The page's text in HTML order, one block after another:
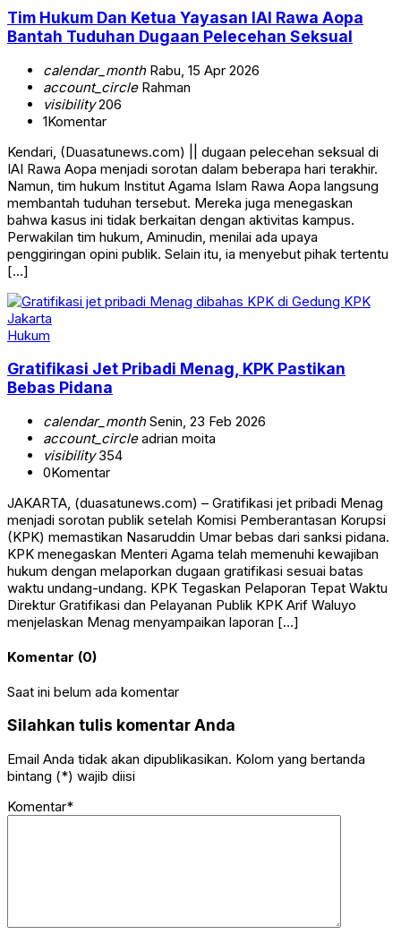
‎Tim Hukum Dan Ketua Yayasan IAI Rawa Aopa
Bantah Tuduhan Dugaan Pelecehan Seksual
calendar_monthRabu, 15 Apr 2026
account_circleRahman
visibility206
1Komentar
‎‎Kendari, (Duasatunews.com) || dugaan pelecehan seksual di
IAI Rawa Aopa menjadi sorotan dalam beberapa hari terakhir.
Namun, tim hukum Institut Agama Islam Rawa Aopa langsung
membantah tuduhan tersebut. Mereka juga menegaskan
bahwa kasus ini tidak berkaitan dengan aktivitas kampus.
Perwakilan tim hukum, Aminudin, menilai ada upaya
penggiringan opini publik. Selain itu, ia menyebut pihak tertentu
[…]
Hukum
Gratifikasi Jet Pribadi Menag, KPK Pastikan
Bebas Pidana
calendar_monthSenin, 23 Feb 2026
account_circleadrian moita
visibility354
0Komentar
JAKARTA, (duasatunews.com) – Gratifikasi jet pribadi Menag
menjadi sorotan publik setelah Komisi Pemberantasan Korupsi
(KPK) memastikan Nasaruddin Umar bebas dari sanksi pidana.
KPK menegaskan Menteri Agama telah memenuhi kewajiban
hukum dengan melaporkan dugaan gratifikasi sesuai batas
waktu undang-undang. KPK Tegaskan Pelaporan Tepat Waktu
Direktur Gratifikasi dan Pelayanan Publik KPK Arif Waluyo
menjelaskan Menag menyampaikan laporan […]
Komentar (0)
Saat ini belum ada komentar
Silahkan tulis komentar Anda
Email Anda tidak akan dipublikasikan. Kolom yang bertanda
bintang (*) wajib diisi
Komentar*